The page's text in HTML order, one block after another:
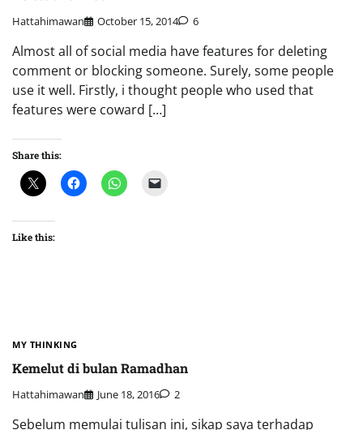
Hattahimawan October 15, 2014 6
Almost all of social media have features for deleting
comment or blocking someone. Surely, some people
use it well. Firstly, i thought people who used that
features were coward […]
Share this:
Like this:
MY THINKING
Kemelut di bulan Ramadhan
Hattahimawan June 18, 2016 2
Sebelum memulai tulisan ini, sikap saya terhadap